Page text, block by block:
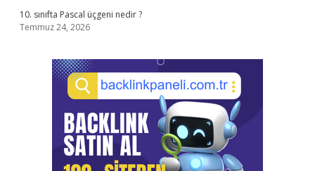
10. sınıfta Pascal üçgeni nedir ?
Temmuz 24, 2026